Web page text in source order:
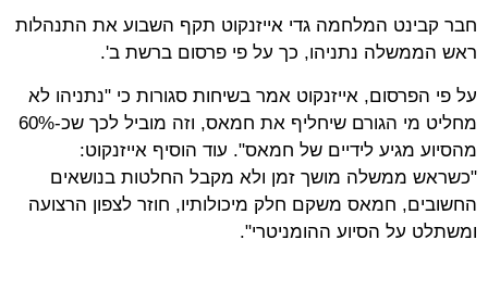
חבר קבינט המלחמה גדי אייזנקוט תקף השבוע את התנהלות
ראש הממשלה נתניהו, כך על פי פרסום ברשת ב'.
על פי הפרסום, אייזנקוט אמר בשיחות סגורות כי "נתניהו לא
מחליט מי הגורם שיחליף את חמאס, וזה מוביל לכך שכ-60%
מהסיוע מגיע לידיים של חמאס". עוד הוסיף אייזנקוט:
"כשראש ממשלה מושך זמן ולא מקבל החלטות בנושאים
החשובים, חמאס משקם חלק מיכולותיו, חוזר לצפון הרצועה
ומשתלט על הסיוע ההומניטרי".